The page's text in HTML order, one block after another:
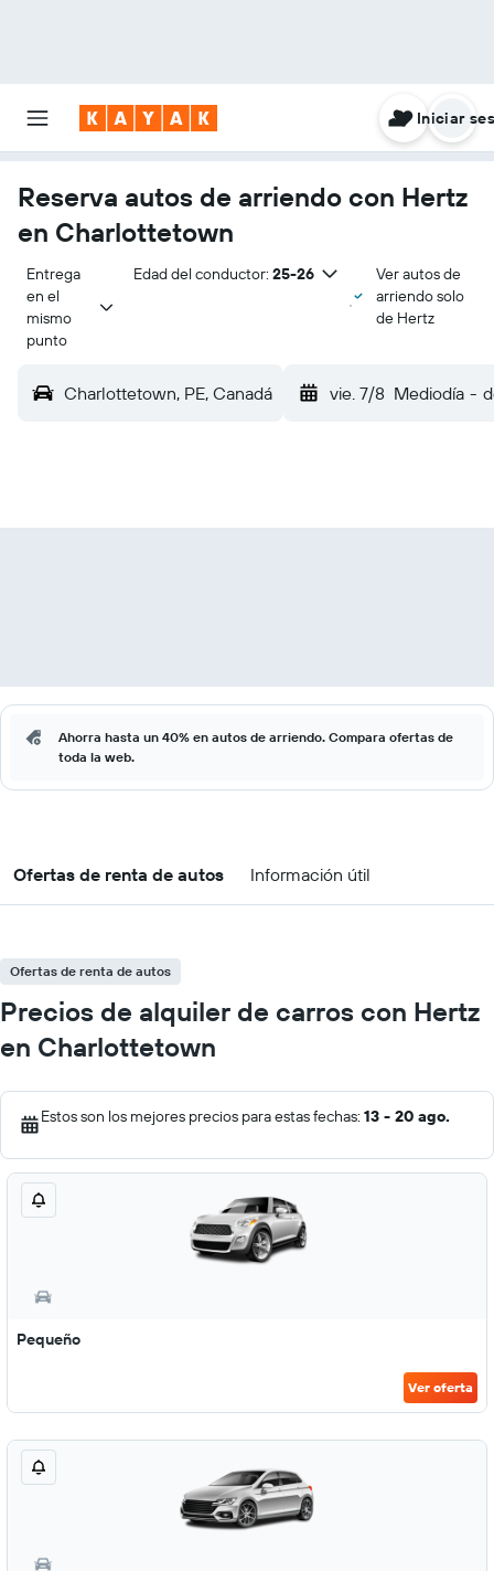
Iniciar
Reserva autos de arriendo con Hertz
en Charlottetown
Entrega
en el
mismo
punto
Edad del conductor: 25-26
Ver autos de
arriendo solo
de Hertz
Charlottetown, PE, Canadá vie. 7/8 Mediodía -
Ahorra hasta un 40% en autos de arriendo. Compara ofertas de
toda la web.
Ofertas de renta de autos Información útil
Ofertas de renta de autos
Precios de alquiler de carros con Hertz
en Charlottetown
Estos son los mejores precios para estas fechas: 13 - 20 ago.
Pequeño
Ver oferta